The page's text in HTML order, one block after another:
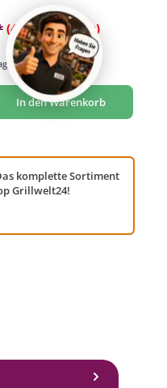
(4.17% gespart)
ein oder benutze die Schaltflächen um
In den Warenkorb
komplette Sortiment
Grillwelt24!